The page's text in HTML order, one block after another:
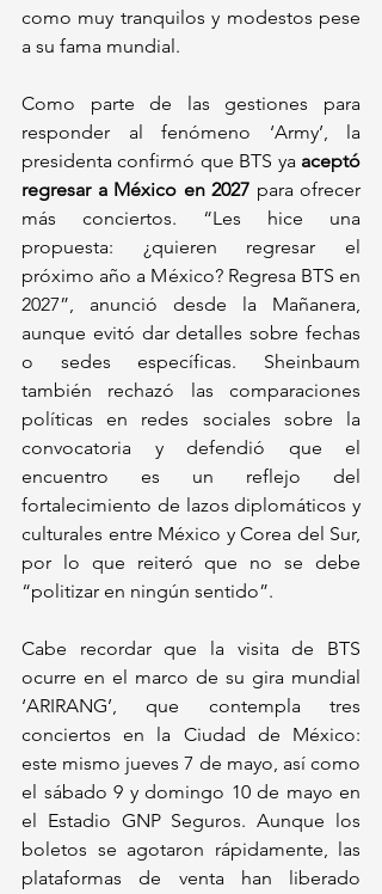
como muy tranquilos y modestos pese
a su fama mundial.
Como parte de las gestiones para
responder al fenómeno ‘Army’, la
presidenta confirmó que BTS ya aceptó
regresar a México en 2027 para ofrecer
más conciertos. “Les hice una
propuesta: ¿quieren regresar el
próximo año a México? Regresa BTS en
2027”, anunció desde la Mañanera,
aunque evitó dar detalles sobre fechas
o sedes específicas. Sheinbaum
también rechazó las comparaciones
políticas en redes sociales sobre la
convocatoria y defendió que el
encuentro es un reflejo del
fortalecimiento de lazos diplomáticos y
culturales entre México y Corea del Sur,
por lo que reiteró que no se debe
“politizar en ningún sentido”.
Cabe recordar que la visita de BTS
ocurre en el marco de su gira mundial
‘ARIRANG’, que contempla tres
conciertos en la Ciudad de México:
este mismo jueves 7 de mayo, así como
el sábado 9 y domingo 10 de mayo en
el Estadio GNP Seguros. Aunque los
boletos se agotaron rápidamente, las
plataformas de venta han liberado